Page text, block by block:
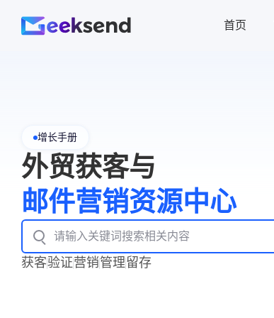
首页
增长手册
外贸获客与
邮件营销资源中心
获客验证营销管理留存